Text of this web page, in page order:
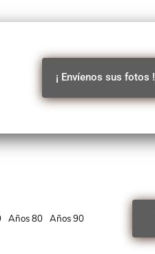
¡ Envíenos sus fotos !
Años 80 Años 90